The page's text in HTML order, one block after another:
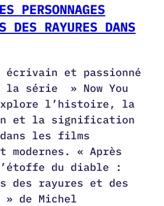
PERSONNAGES
DES RAYURES DANS
écrivain et passionné
la série » Now You
l’histoire, la
et la signification
les films
modernes. « Après
du diable :
des rayures et des
de Michel